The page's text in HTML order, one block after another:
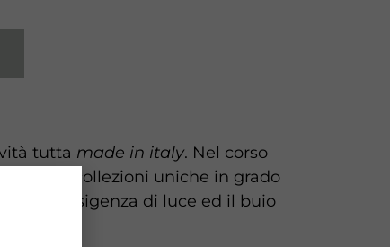
tutta made in italy. Nel corso
con collezioni uniche in grado
tra l’esigenza di luce ed il buio